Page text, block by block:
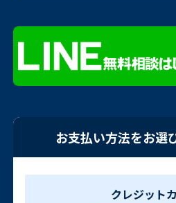
お支払い方法をお選
クレジット